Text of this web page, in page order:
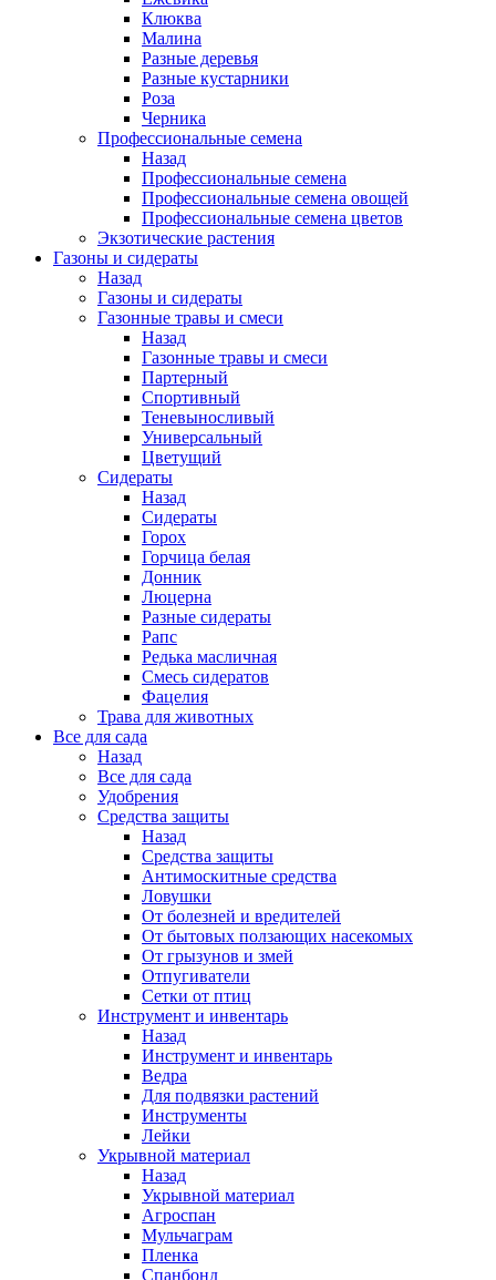
Клюква
Малина
Разные деревья
Разные кустарники
Роза
Черника
Профессиональные семена
Назад
Профессиональные семена
Профессиональные семена овощей
Профессиональные семена цветов
Экзотические растения
Газоны и сидераты
Назад
Газоны и сидераты
Газонные травы и смеси
Назад
Газонные травы и смеси
Партерный
Спортивный
Теневыносливый
Универсальный
Цветущий
Сидераты
Назад
Сидераты
Горох
Горчица белая
Донник
Люцерна
Разные сидераты
Рапс
Редька масличная
Смесь сидератов
Фацелия
Трава для животных
Все для сада
Назад
Все для сада
Удобрения
Средства защиты
Назад
Средства защиты
Антимоскитные средства
Ловушки
От болезней и вредителей
От бытовых ползающих насекомых
От грызунов и змей
Отпугиватели
Сетки от птиц
Инструмент и инвентарь
Назад
Инструмент и инвентарь
Ведра
Для подвязки растений
Инструменты
Лейки
Укрывной материал
Назад
Укрывной материал
Агроспан
Мульчаграм
Пленка
Спанбонд